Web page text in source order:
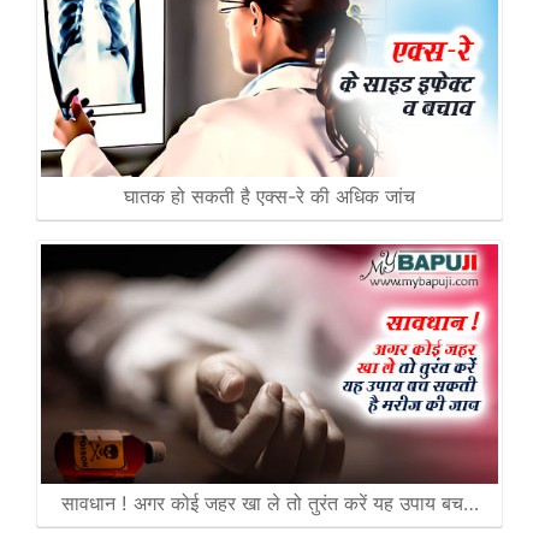
घातक हो सकती है एक्स-रे की अधिक जांच
सावधान ! अगर कोई जहर खा ले तो तुरंत करें यह उपाय बच…